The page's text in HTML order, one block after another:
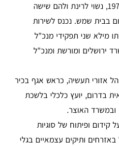
אבי כהן סקלי, נולד בשנת 1979, נשוי לרינת ולהם שישה
בבית שמש. נכנס לשירות
2005 ובמסגרתו מילא שני תפקידי מנכ"ל
ירושלים ומורשת ומנכ"ל
אזורי תעשיה, כראש אגף בכיר
בדרום, יועץ כלכלי בלשכת
האוצר.
קידום ופיתוח של סוגיות
באזרחים ותיקים עצמאיים בגלי